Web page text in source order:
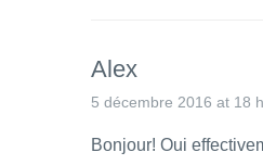
Alex
5 décembre 2016 at 18
Bonjour! Oui